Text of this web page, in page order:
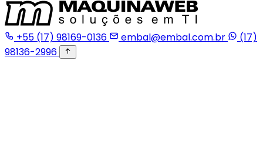
+55 (17) 98169-0136 embal@embal.com.br
(17)
98136-2996